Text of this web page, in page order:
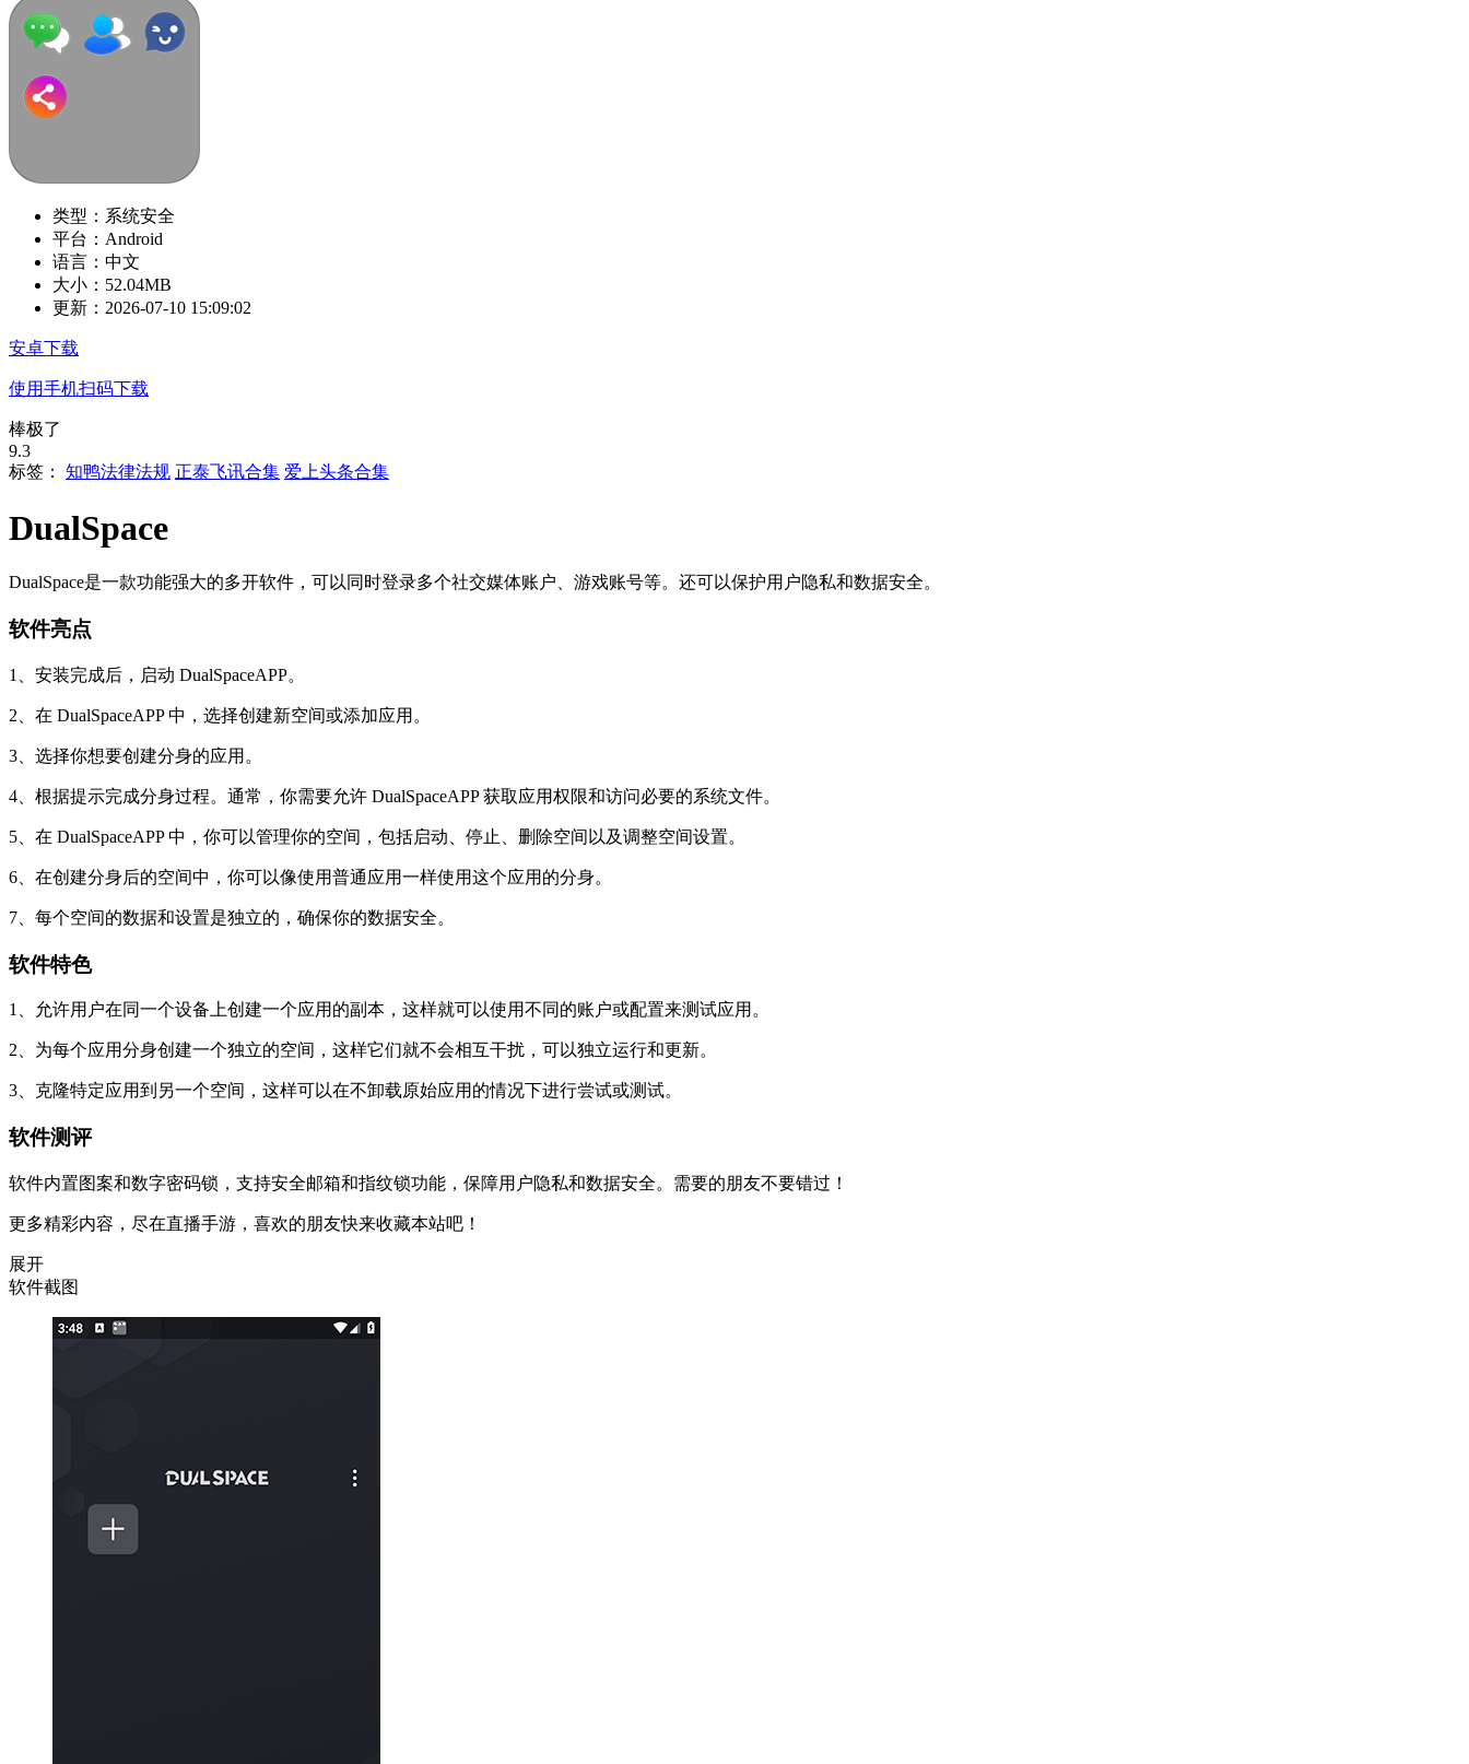
类型：系统安全
平台：Android
语言：中文
大小：52.04MB
更新：2026-07-10 15:09:02
安卓下载
使用手机扫码下载
棒极了
9.3
标签：
知鸭法律法规 正泰飞讯合集 爱上头条合集
DualSpace
DualSpace是一款功能强大的多开软件，可以同时登录多个社交媒体账户、游戏账号等。还可以保护用户隐私和数据安全。
软件亮点
1、安装完成后，启动 DualSpaceAPP。
2、在 DualSpaceAPP 中，选择创建新空间或添加应用。
3、选择你想要创建分身的应用。
4、根据提示完成分身过程。通常，你需要允许 DualSpaceAPP 获取应用权限和访问必要的系统文件。
5、在 DualSpaceAPP 中，你可以管理你的空间，包括启动、停止、删除空间以及调整空间设置。
6、在创建分身后的空间中，你可以像使用普通应用一样使用这个应用的分身。
7、每个空间的数据和设置是独立的，确保你的数据安全。
软件特色
1、允许用户在同一个设备上创建一个应用的副本，这样就可以使用不同的账户或配置来测试应用。
2、为每个应用分身创建一个独立的空间，这样它们就不会相互干扰，可以独立运行和更新。
3、克隆特定应用到另一个空间，这样可以在不卸载原始应用的情况下进行尝试或测试。
软件测评
软件内置图案和数字密码锁，支持安全邮箱和指纹锁功能，保障用户隐私和数据安全。需要的朋友不要错过！
更多精彩内容，尽在直播手游，喜欢的朋友快来收藏本站吧！
展开
软件截图